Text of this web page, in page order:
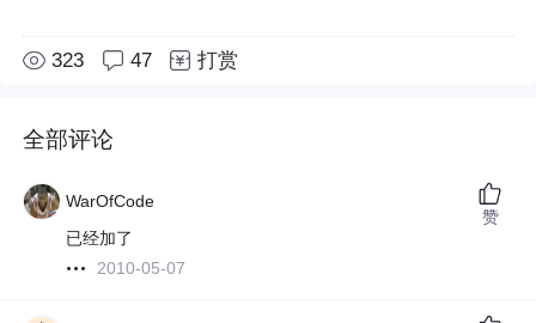
323 47 打赏
全部评论
WarOfCode
已经加了
2010-05-07
赞